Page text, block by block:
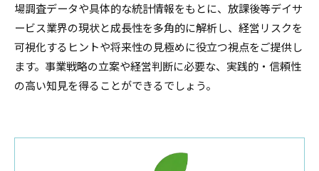
場調査データや具体的な統計情報をもとに、放課後等デイサ
ービス業界の現状と成長性を多角的に解析し、経営リスクを
可視化するヒントや将来性の見極めに役立つ視点をご提供し
ます。事業戦略の立案や経営判断に必要な、実践的・信頼性
の高い知見を得ることができるでしょう。